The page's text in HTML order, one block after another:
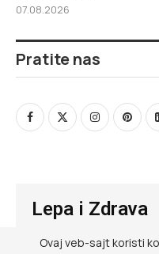
07.08.2026
Pratite nas
Lepa i Zdrava
Ovaj veb-sajt koristi